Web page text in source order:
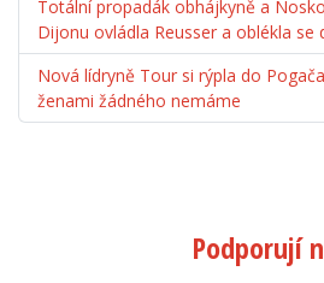
Totální propadák obhájkyně a
Dijonu ovládla Reusser a oblékla se
Nová lídryně Tour si rýpla do
ženami žádného nemáme
Podporují